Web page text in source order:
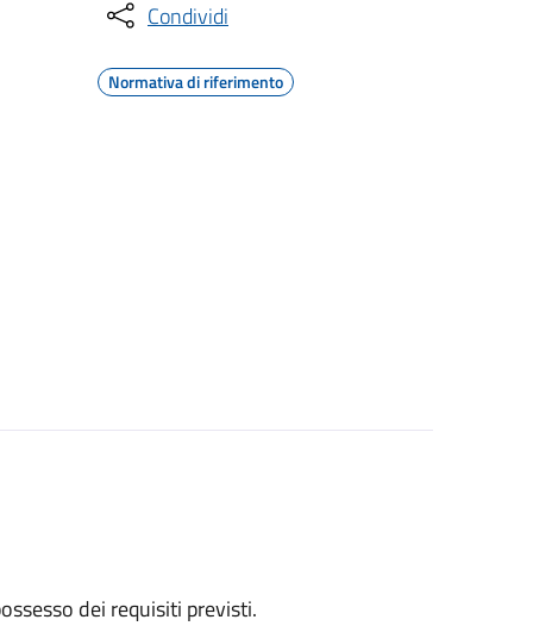
Condividi
Normativa di riferimento
dei requisiti previsti.